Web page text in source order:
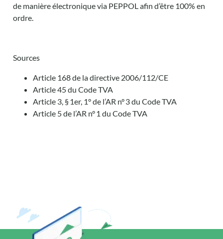
de manière électronique via PEPPOL afin d’être 100% en
ordre.
Sources
Article 168 de la directive 2006/112/CE
Article 45 du Code TVA
Article 3, § 1er, 1° de l’AR n° 3 du Code TVA
Article 5 de l’AR n° 1 du Code TVA